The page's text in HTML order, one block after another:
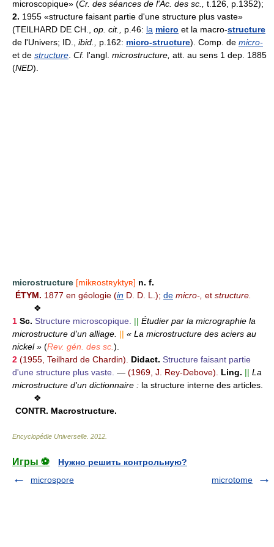
microscopique» (Cr. des séances de l'Ac. des sc., t.126, p.1352);
2. 1955 «structure faisant partie d'une structure plus vaste»
(TEILHARD DE CH., op. cit., p.46: la micro et la macro-structure
de l'Univers; ID., ibid., p.162: micro-structure). Comp. de micro-
et de structure. Cf. l'angl. microstructure, att. au sens 1 dep. 1885
(NED).
microstructure [mikʀostʀyktyʀ] n. f.
ÉTYM. 1877 en géologie (in D. D. L.); de micro-, et structure.
❖
1 Sc. Structure microscopique. || Étudier par la micrographie la
microstructure d'un alliage. || « La microstructure des aciers au
nickel » (Rev. gén. des sc.).
2 (1955, Teilhard de Chardin). Didact. Structure faisant partie
d'une structure plus vaste. — (1969, J. Rey-Debove). Ling. || La
microstructure d'un dictionnaire : la structure interne des articles.
❖
CONTR. Macrostructure.
Encyclopédie Universelle 2012
Игры ⚽
Нужно решить контрольную?
microspore
microtome